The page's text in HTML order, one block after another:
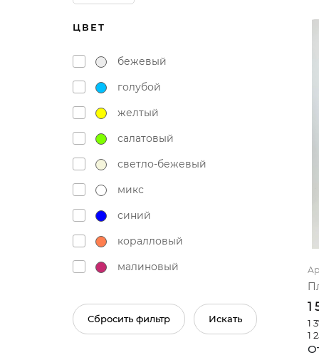
ЦВЕТ
бежевый
голубой
желтый
салатовый
светло-бежевый
микс
синий
коралловый
малиновый
светло-розовый
Сбросить фильтр Искать
1
1
1